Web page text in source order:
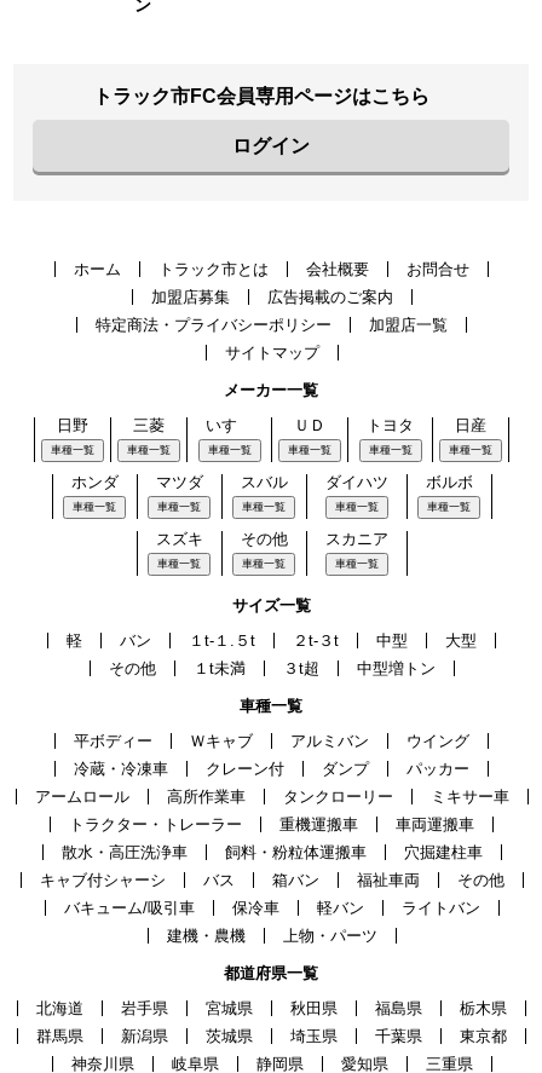
トラック市FC会員専用ページはこちら
ログイン
ホーム トラック市とは 会社概要
お問合せ
加盟店募集
広告掲載のご案内
特定商法・プライバシーポリシー
加盟店一覧
サイトマップ
メーカー一覧
日野
車種一覧
三菱
車種一覧
いすゞ
車種一覧
ＵＤ
車種一覧
トヨタ
車種一覧
日産
車種一覧
ホンダ
車種一覧
マツダ
車種一覧
スバル
車種一覧
ダイハツ
車種一覧
ボルボ
車種一覧
スズキ
車種一覧
その他
車種一覧
スカニア
車種一覧
サイズ一覧
軽
バン １t-１.５t ２t-３t 中型
大型
その他
１t未満 ３t超 中型増トン
車種一覧
平ボディー
Ｗキャブ アルミバン
ウイング
冷蔵・冷凍車
クレーン付 ダンプ
パッカー
アームロール
高所作業車 タンクローリー
ミキサー車
トラクター・トレーラー
重機運搬車
車両運搬車
散水・高圧洗浄車
飼料・粉粒体運搬車
穴掘建柱車
キャブ付シャーシ
バス 箱バン 福祉車両
その他
バキューム/吸引車
保冷車 軽バン
ライトバン
建機・農機
上物・パーツ
都道府県一覧
北海道
岩手県 宮城県 秋田県 福島県
栃木県
群馬県
新潟県 茨城県 埼玉県 千葉県
東京都
神奈川県
岐阜県 静岡県 愛知県 三重県